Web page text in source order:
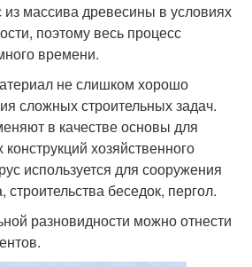
массива древесины в условиях
поэтому весь процесс
времени.
не слишком хорошо
сложных строительных задач.
в качестве основы для
хозяйственного
используется для сооружения
беседок, пергол.
разновидности можно отнести